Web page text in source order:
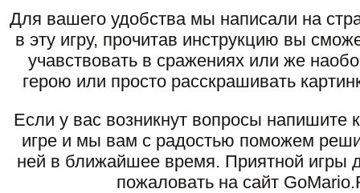
Для вашего удобства мы написали на
в эту игру, прочитав инструкцию вы
учавствовать в сражениях или же
герою или просто расскрашивать
Если у вас возникнут вопросы напишите
игре и мы вам с радостью поможем
ней в ближайшее время. Приятной игры
пожаловать на сайт